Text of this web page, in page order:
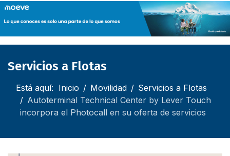
Servicios a Flotas
Está aquí: Inicio Movilidad
Servicios a Flotas
Autoterminal Technical Center by Lever Touch
incorpora el Photocall en su oferta de servicios